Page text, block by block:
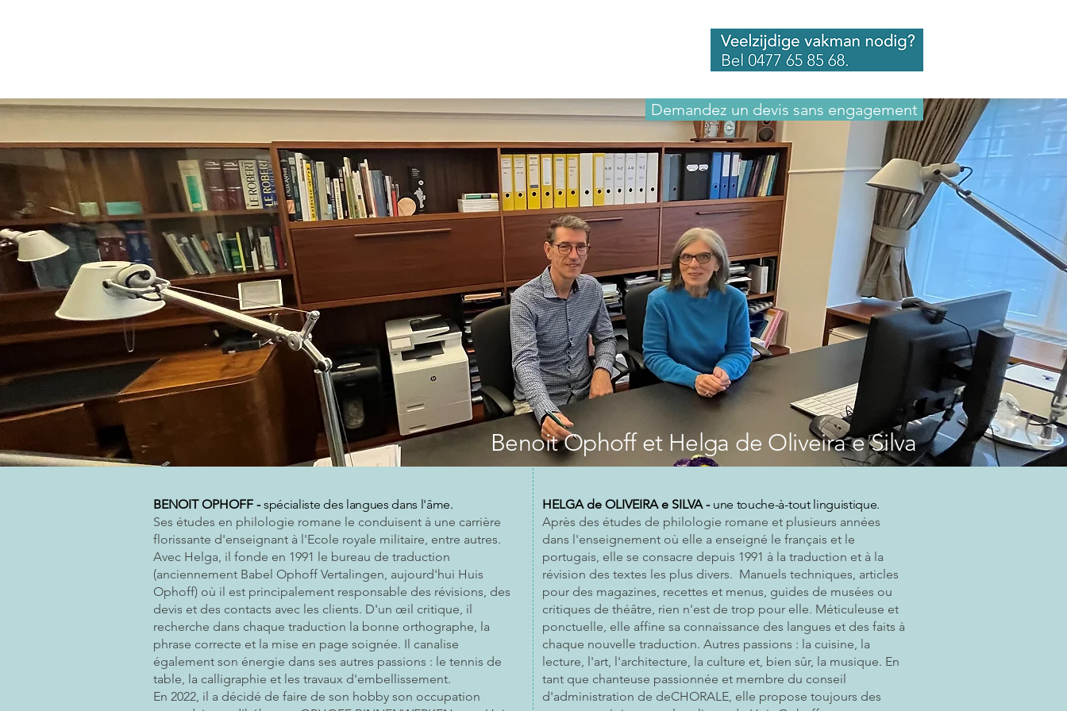
Demandez un devis sans engagement
Benoit Ophoff etHelga de Oliveira e Silva
BENOIT OPHOFF -spécialiste des langues dans l'âme.
Ses études en philologie romane le conduisent à une carrière
florissante d'enseignant à l'Ecole royale militaire, entre autres.
Avec Helga, il fonde en 1991 le bureau de traduction
(anciennement Babel Ophoff Vertalingen, aujourd'hui Huis
Ophoff) où il est principalement responsable des révisions, des
devis et des contacts avec les clients. D'un œil critique, il
recherche dans chaque traduction la bonne orthographe, la
phrase correcte et la mise en page soignée. Il canalise
également son énergie dans ses autres passions : le tennis de
table, la calligraphie et les travaux d'embellissement.
En 2022, il a décidé de faire de son hobby son occupation
HELGA de OLIVEIRA e SILVA - une touche-à-tout linguistique.
Après des études de philologie romane et plusieurs années
dans l'enseignement où elle a enseigné le français et le
portugais, elle se consacre depuis 1991 à la traduction et à la
révision des textes les plus divers. Manuels techniques, articles
pour des magazines, recettes et menus, guides de musées ou
critiques de théâtre, rien n'est de trop pour elle. Méticuleuse et
ponctuelle, elle affine sa connaissance des langues et des faits à
chaque nouvelle traduction. Autres passions : la cuisine, la
lecture, l'art, l'architecture, la culture et, bien sûr, la musique. En
tant que chanteuse passionnée et membre du conseil
d'administration de deCHORALE, elle propose toujours des